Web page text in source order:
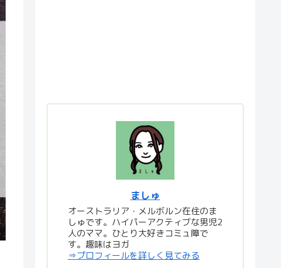
ましゅ
オーストラリア・メルボルン在住のま
しゅです。ハイパーアクティブな男児2
人のママ。ひとり大好きコミュ障で
す。趣味はヨガ
⇒プロフィールを詳しく見てみる